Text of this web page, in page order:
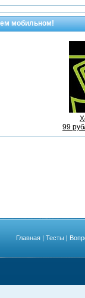
мобильном!
99
Главная | Тесты |